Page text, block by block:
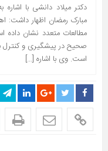
دکتر میلاد دانشی با
مبارک رمضان اظهار
مطالعات متعدد نشان داده
صحیح در پیشگیری و کنترل
است. وی با اشاره […]